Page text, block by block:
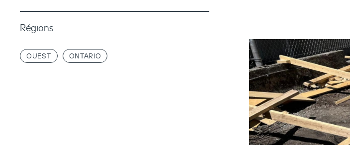
Régions
OUEST ONTARIO